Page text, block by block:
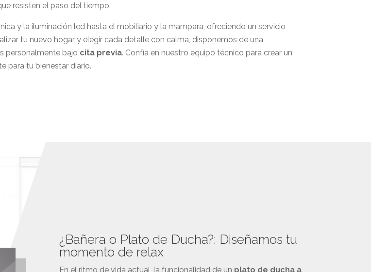
resisten el paso del tiempo.
y la iluminación led hasta el mobiliario y la mampara, ofreciendo un servicio
tu nuevo hogar y elegir cada detalle con calma, disponemos de una
personalmente bajo cita previa. Confía en nuestro equipo técnico para crear un
para tu bienestar diario.
¿Bañera o Plato de Ducha?: Diseñamos tu
momento de relax
En el ritmo de vida actual, la funcionalidad de un plato de ducha a